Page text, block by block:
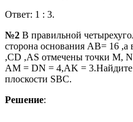
Ответ: 1 : 3.
№2 В правильной
сторона основания AB= 16
,CD ,AS отмечены точки M,
AM = DN = 4,AK = 3.Найдите
плоскости SBC.
Решение: